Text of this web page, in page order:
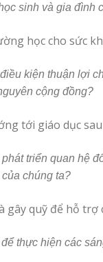
sinh và gia
học cho sức
kiện thuận lợi
cộng đồng?
tới giáo dục
triển quan hệ
chúng ta?
gây quỹ để hỗ trợ
thực hiện các